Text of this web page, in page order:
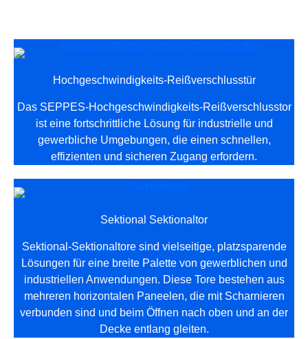
Hochgeschwindigkeits-Reißverschlusstür
Das SEPPES-Hochgeschwindigkeits-Reißverschlusstor
ist eine fortschrittliche Lösung für industrielle und
gewerbliche Umgebungen, die einen schnellen,
effizienten und sicheren Zugang erfordern.
Sektional Sektionaltor
Sektional-Sektionaltore sind vielseitige, platzsparende
Lösungen für eine breite Palette von gewerblichen und
industriellen Anwendungen. Diese Tore bestehen aus
mehreren horizontalen Paneelen, die mit Scharnieren
verbunden sind und beim Öffnen nach oben und an der
Decke entlang gleiten.